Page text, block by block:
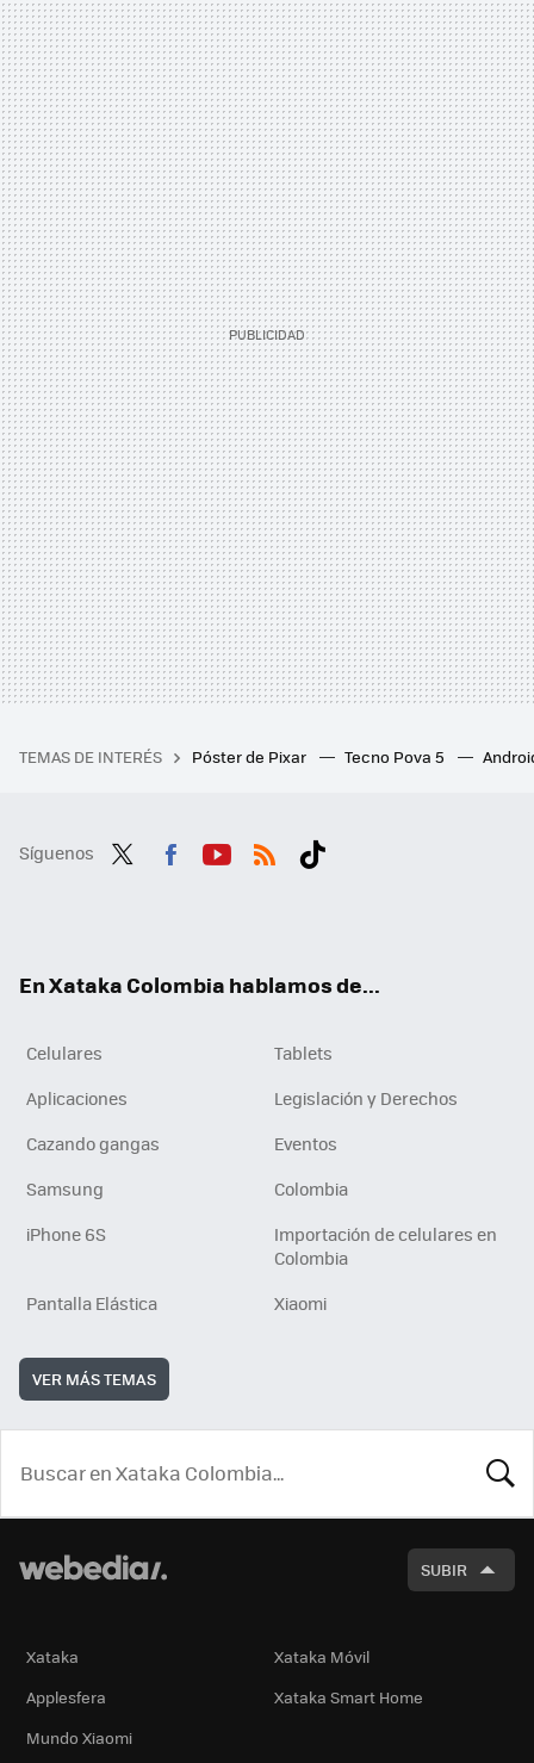
TEMAS DE INTERÉS Póster de Pixar Tecno Pova 5
Síguenos
En Xataka Colombia hablamos de...
Celulares
Tablets
Aplicaciones
Legislación y Derechos
Cazando gangas
Eventos
Samsung
Colombia
iPhone 6S
Importación de celulares en
Colombia
Pantalla Elástica
Xiaomi
VER MÁS TEMAS
SUBIR
Xataka
Xataka Móvil
Applesfera
Xataka Smart Home
Mundo Xiaomi